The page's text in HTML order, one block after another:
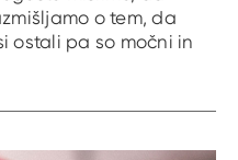
o tem, da
ostali pa so močni in